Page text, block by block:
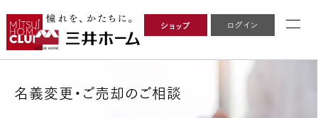
ショップ ログイン
名義変更・ご売却のご相談